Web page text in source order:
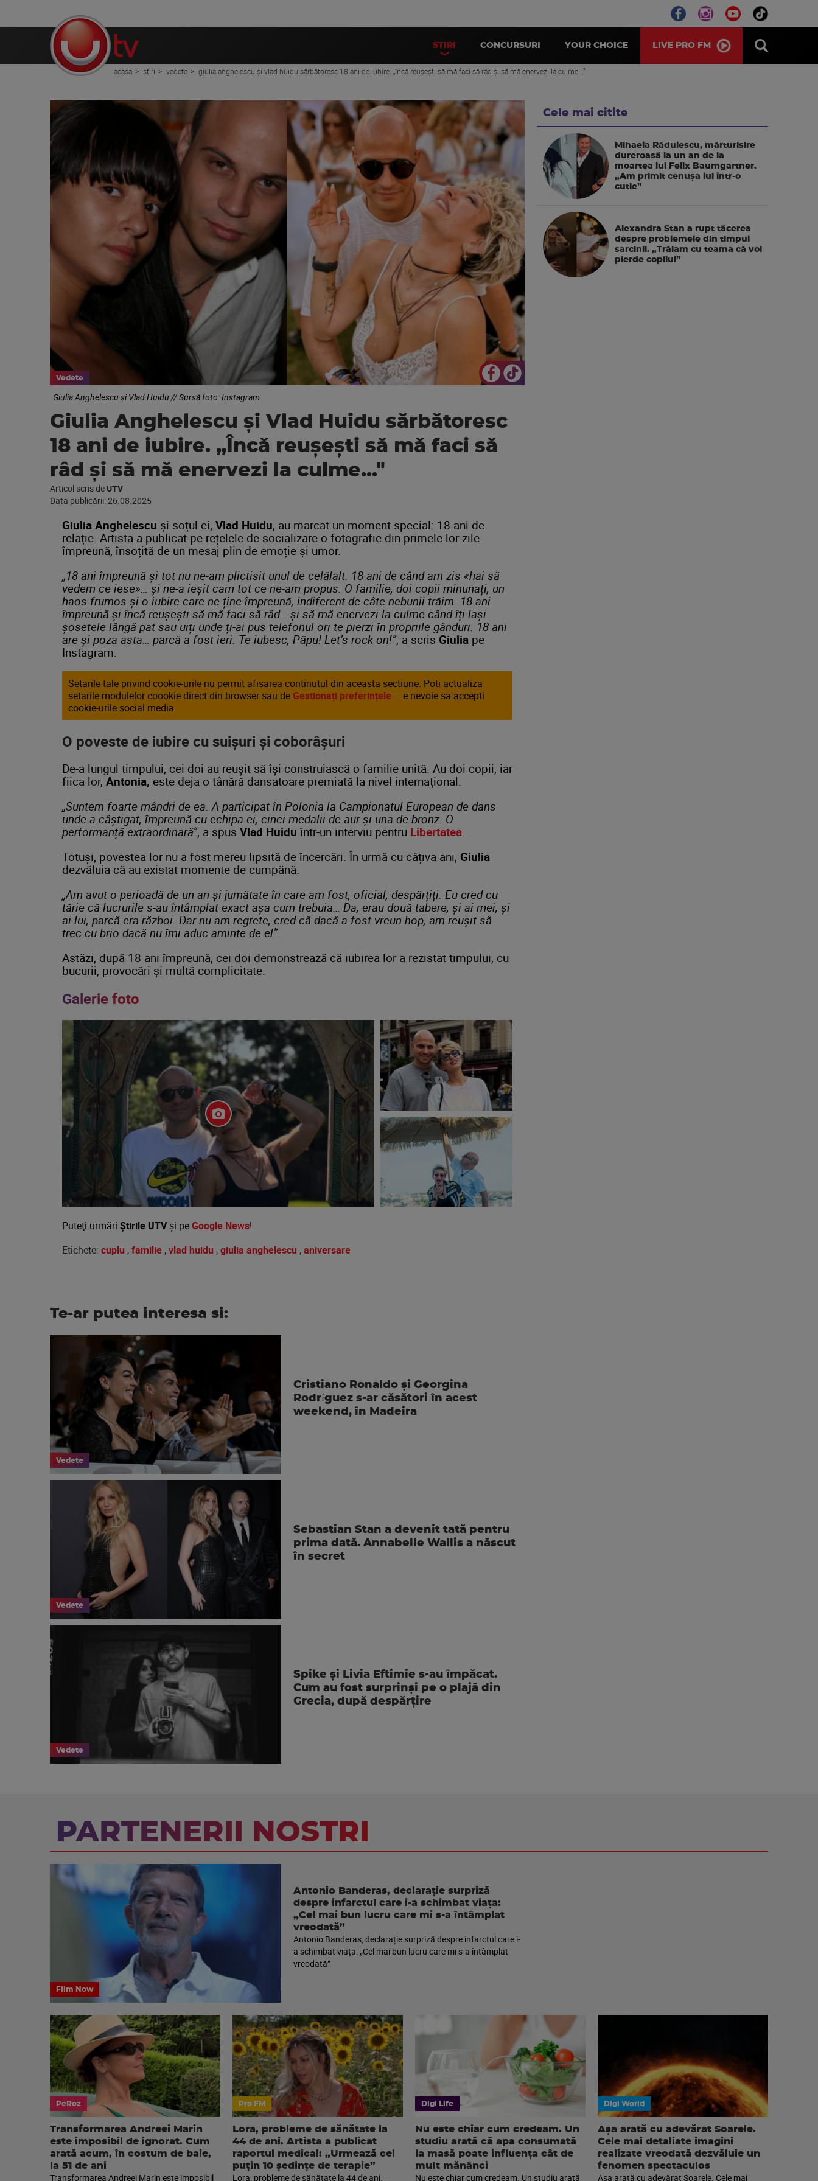
STIRI CONCURSURI YOUR CHOICE LIVE PRO FM
acasa stiri vedete giulia anghelescu și vlad huidu sărbătoresc 18 ani de iubire. „încă reușești să mă faci să râd și să mă enervezi la culme..."
Vedete
Giulia Anghelescu și Vlad Huidu // Sursă foto: Instagram
Giulia Anghelescu și Vlad Huidu sărbătoresc
18 ani de iubire. „Încă reușești să mă faci să
râd și să mă enervezi la culme..."
Articol scris de UTV
Data publicării:26.08.2025
Giulia Anghelescu și soțul ei, Vlad Huidu, au marcat un moment special: 18 ani de
relație. Artista a publicat pe rețelele de socializare o fotografie din primele lor zile
împreună, însoțită de un mesaj plin de emoție și umor.
„18 ani împreună și tot nu ne-am plictisit unul de celălalt. 18 ani de când am zis «hai să
vedem ce iese»… și ne-a ieșit cam tot ce ne-am propus. O familie, doi copii minunați, un
haos frumos și o iubire care ne ține împreună, indiferent de câte nebunii trăim. 18 ani
împreună și încă reușești să mă faci să râd… și să mă enervezi la culme când îți lași
șosetele lângă pat sau uiți unde ți-ai pus telefonul ori te pierzi în propriile gânduri. 18 ani
are și poza asta… parcă a fost ieri. Te iubesc, Păpu! Let’s rock on!”, a scris Giulia pe
Instagram.
Setarile tale privind cookie-urile nu permit afisarea continutul din aceasta sectiune. Poti actualiza
setarile modulelor coookie direct din browser sau de Gestionați preferințele – e nevoie sa accepti
cookie-urile social media
O poveste de iubire cu suișuri și coborâșuri
De-a lungul timpului, cei doi au reușit să își construiască o familie unită. Au doi copii, iar
fiica lor, Antonia, este deja o tânără dansatoare premiată la nivel internațional.
„Suntem foarte mândri de ea. A participat în Polonia la Campionatul European de dans
unde a câștigat, împreună cu echipa ei, cinci medalii de aur și una de bronz. O
performanță extraordinară”, a spus Vlad Huidu într-un interviu pentru Libertatea.
Totuși, povestea lor nu a fost mereu lipsită de încercări. În urmă cu câțiva ani, Giulia
dezvăluia că au existat momente de cumpănă.
„Am avut o perioadă de un an și jumătate în care am fost, oficial, despărțiți. Eu cred cu
tărie că lucrurile s-au întâmplat exact așa cum trebuia… Da, erau două tabere, și ai mei, și
ai lui, parcă era război. Dar nu am regrete, cred că dacă a fost vreun hop, am reușit să
trec cu brio dacă nu îmi aduc aminte de el”.
Astăzi, după 18 ani împreună, cei doi demonstrează că iubirea lor a rezistat timpului, cu
bucurii, provocări și multă complicitate.
Galerie foto
Puteţi urmări Știrile UTVşi peGoogle News!
Etichete: cuplu ,familie ,vlad huidu ,giulia anghelescu ,aniversare
Cele mai citite
Mihaela Rădulescu, mărturisire
dureroasă la un an de la
moartea lui Felix Baumgartner.
„Am primit cenușa lui într-o
cutie”
Alexandra Stan a rupt tăcerea
despre problemele din timpul
sarcinii. „Trăiam cu teama că voi
pierde copilul”
Te-ar putea interesa si:
Vedete
Cristiano Ronaldo și Georgina
Rodríguez s-ar căsători în acest
weekend, în Madeira
Vedete
Sebastian Stan a devenit tată pentru
prima dată. Annabelle Wallis a născut
în secret
Vedete
Spike și Livia Eftimie s-au împăcat.
Cum au fost surprinși pe o plajă din
Grecia, după despărțire
PARTENERII NOSTRI
Film Now
Antonio Banderas, declarație surpriză
despre infarctul care i-a schimbat viața:
„Cel mai bun lucru care mi s-a întâmplat
vreodată”
Antonio Banderas, declarație surpriză despre infarctul care i-
a schimbat viața: „Cel mai bun lucru care mi s-a întâmplat
vreodată”
PeRoz
Transformarea Andreei Marin
este imposibil de ignorat. Cum
arată acum, în costum de baie,
la 51 de ani
Transformarea Andreei Marin este imposibil
Pro FM
Lora, probleme de sănătate la
44 de ani. Artista a publicat
raportul medical: „Urmează cel
puțin 10 ședințe de terapie”
Lora, probleme de sănătate la 44 de ani.
Digi Life
Nu este chiar cum credeam. Un
studiu arată că apa consumată
la masă poate influența cât de
mult mănânci
Nu este chiar cum credeam. Un studiu arată
Digi World
Așa arată cu adevărat Soarele.
Cele mai detaliate imagini
realizate vreodată dezvăluie un
fenomen spectaculos
Așa arată cu adevărat Soarele. Cele mai